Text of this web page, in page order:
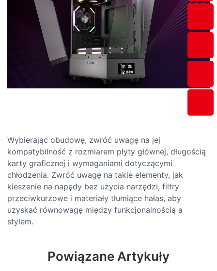
Wybierając obudowę, zwróć uwagę na jej
kompatybilność z rozmiarem płyty głównej, długością
karty graficznej i wymaganiami dotyczącymi
chłodzenia. Zwróć uwagę na takie elementy, jak
kieszenie na napędy bez użycia narzędzi, filtry
przeciwkurzowe i materiały tłumiące hałas, aby
uzyskać równowagę między funkcjonalnością a
stylem.
Powiązane Artykuły